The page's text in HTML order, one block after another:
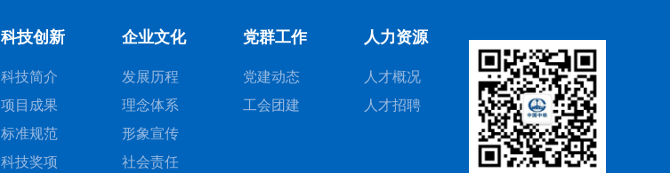
科技创新
科技简介
项目成果
标准规范
科技奖项
企业文化
发展历程
理念体系
形象宣传
社会责任
党群工作
党建动态
工会团建
人力资源
人才概况
人才招聘